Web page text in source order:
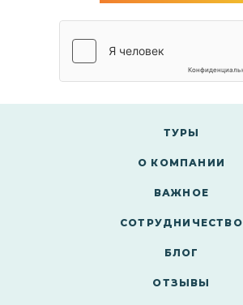
ТУРЫ
О КОМПАНИИ
ВАЖНОЕ
СОТРУДНИЧЕСТВО
БЛОГ
ОТЗЫВЫ